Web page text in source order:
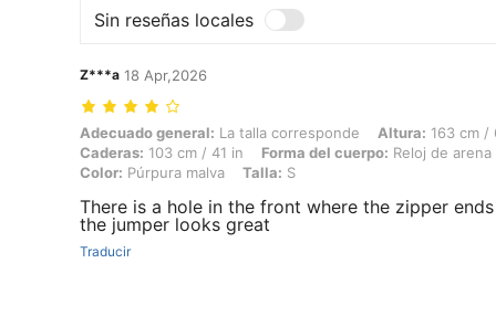
Sin reseñas locales
Z***a 18 Apr,2026
Adecuado general: La talla corresponde, Altura: 163 cm / 64 in,
Adecuado general: La talla corresponde Altura: 163 cm /
Caderas: 103 cm / 41 in Forma del cuerpo: Reloj de arena
Color: Púrpura malva Talla: S
There is a hole in the front where the zipper
the jumper looks great
Traducir